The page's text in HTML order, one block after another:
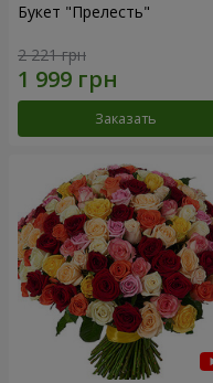
Букет "Прелесть"
2 221 грн
Заказать